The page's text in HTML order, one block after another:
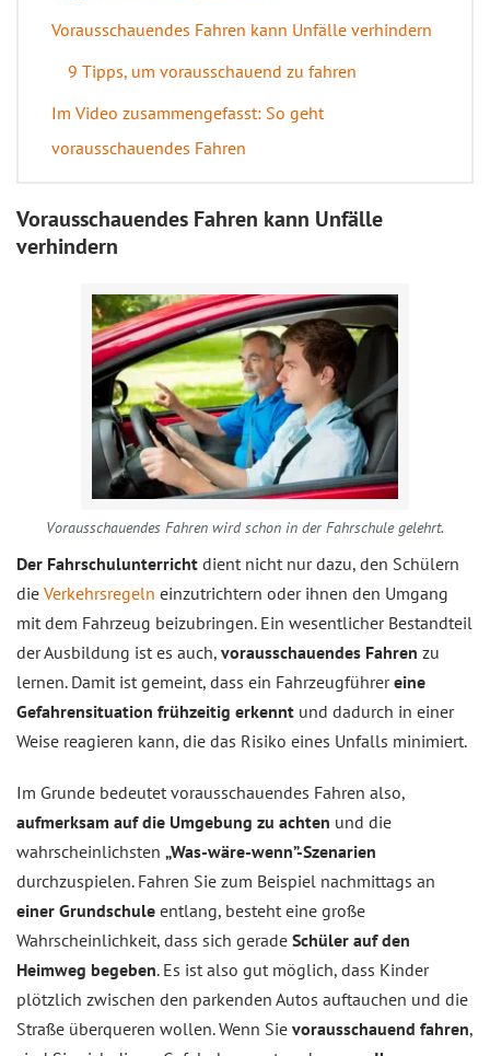
Vorausschauendes Fahren kann Unfälle verhindern
9 Tipps, um vorausschauend zu fahren
Im Video zusammengefasst: So geht
vorausschauendes Fahren
Vorausschauendes Fahren kann Unfälle
verhindern
Vorausschauendes Fahren wird schon in der Fahrschule gelehrt.
Der Fahrschulunterricht dient nicht nur dazu, den Schülern
die Verkehrsregeln einzutrichtern oder ihnen den Umgang
mit dem Fahrzeug beizubringen. Ein wesentlicher Bestandteil
der Ausbildung ist es auch, vorausschauendes Fahren zu
lernen. Damit ist gemeint, dass ein Fahrzeugführereine
Gefahrensituation frühzeitig erkennt und dadurch in einer
Weise reagieren kann, die das Risiko eines Unfalls minimiert.
Im Grunde bedeutet vorausschauendes Fahren also,
aufmerksam auf die Umgebung zu achten und die
wahrscheinlichsten „Was-wäre-wenn”-Szenarien
durchzuspielen. Fahren Sie zum Beispiel nachmittags an
einer Grundschule entlang, besteht eine große
Wahrscheinlichkeit, dass sich gerade Schüler auf den
Heimweg begeben. Es ist also gut möglich, dass Kinder
plötzlich zwischen den parkenden Autos auftauchen und die
Straße überqueren wollen. Wenn Sie vorausschauend fahren,